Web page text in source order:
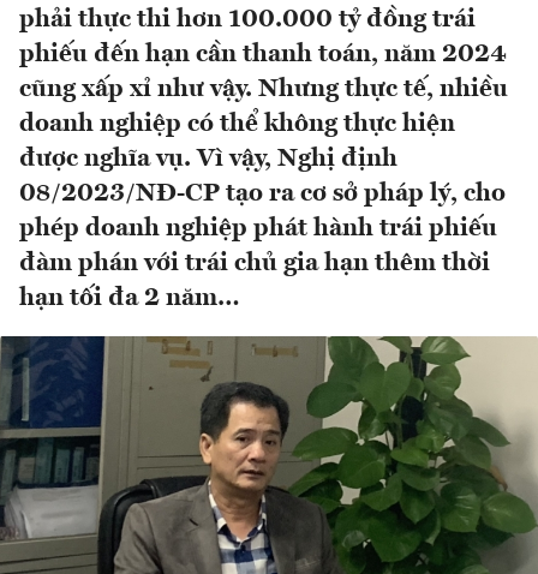
phải thực thi hơn 100.000 tỷ đồng trái
phiếu đến hạn cần thanh toán, năm 2024
cũng xấp xỉ như vậy. Nhưng thực tế, nhiều
doanh nghiệp có thể không thực hiện
được nghĩa vụ. Vì vậy, Nghị định
08/2023/NĐ-CP tạo ra cơ sở pháp lý, cho
phép doanh nghiệp phát hành trái phiếu
đàm phán với trái chủ gia hạn thêm thời
hạn tối đa 2 năm…